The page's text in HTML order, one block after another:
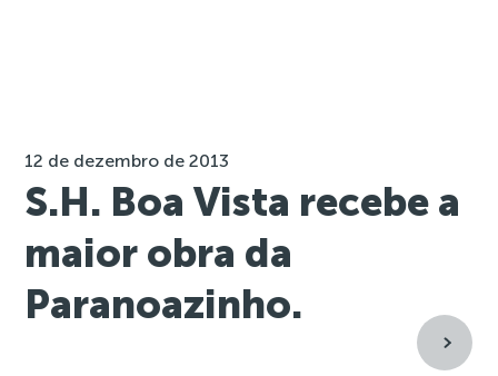
12 de dezembro de 2013
S.H. Boa Vista recebe a
maior obra da
Paranoazinho.